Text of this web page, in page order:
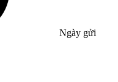
Ngày gửi